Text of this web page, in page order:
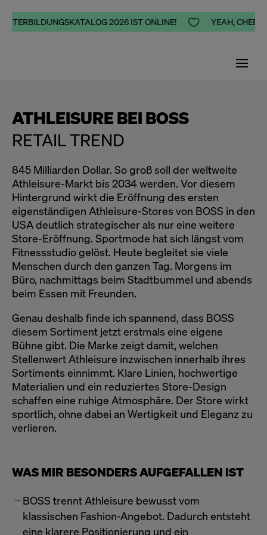
2026 IST ONLINE!  YEAH,
ATHLEISURE BEI BOSS
RETAIL TREND
845 Milliarden Dollar. So groß soll der weltweite
Athleisure-Markt bis 2034 werden. Vor diesem
Hintergrund wirkt die Eröffnung des ersten
eigenständigen Athleisure-Stores von BOSS in den
USA deutlich strategischer als nur eine weitere
Store-Eröffnung. Sportmode hat sich längst vom
Fitnessstudio gelöst. Heute begleitet sie viele
Menschen durch den ganzen Tag. Morgens im
Büro, nachmittags beim Stadtbummel und abends
beim Essen mit Freunden.
Genau deshalb finde ich spannend, dass BOSS
diesem Sortiment jetzt erstmals eine eigene
Bühne gibt. Die Marke zeigt damit, welchen
Stellenwert Athleisure inzwischen innerhalb ihres
Sortiments einnimmt. Klare Linien, hochwertige
Materialien und ein reduziertes Store-Design
schaffen eine ruhige Atmosphäre. Der Store wirkt
sportlich, ohne dabei an Wertigkeit und Eleganz zu
verlieren.
WAS MIR BESONDERS AUFGEFALLEN IST
BOSS trennt Athleisure bewusst vom
klassischen Fashion-Angebot. Dadurch entsteht
eine klarere Positionierung und ein